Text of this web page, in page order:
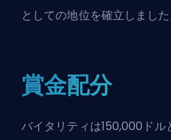
としての地位を確立しました
賞金配分
バイタリティは150,000ドル